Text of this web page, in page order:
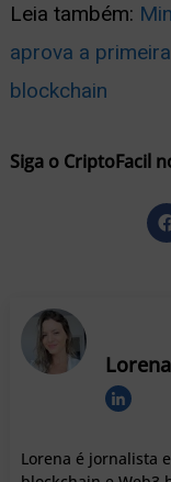
Leia também:
aprova a
blockchain
Siga o CriptoFacil
Lorena é jornalista